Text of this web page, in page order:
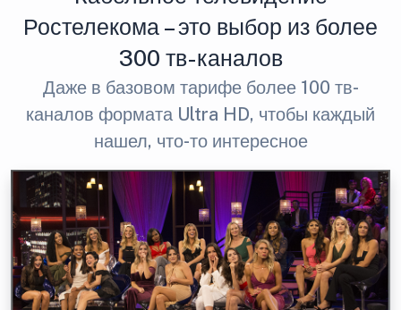
Ростелекома – это выбор из более
300 тв-каналов
Даже в базовом тарифе более 100 тв-
каналов формата Ultra HD, чтобы каждый
нашел, что-то интересное